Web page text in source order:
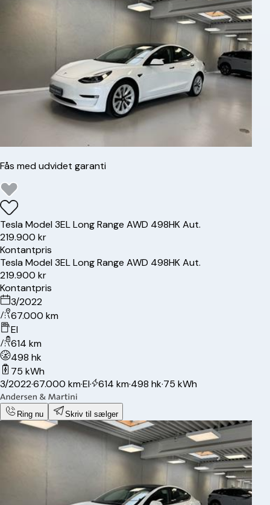
Fås med udvidet garanti
TeslaModel 3EL Long Range AWD 498HK Aut.
219.900 kr
Kontantpris
TeslaModel 3EL Long Range AWD 498HK Aut.
219.900 kr
Kontantpris
3/2022
67.000 km
El
614 km
498 hk
75 kWh
3/2022·67.000 km·El· 614 km·498 hk·75 kWh
Ring nu Skriv til sælger